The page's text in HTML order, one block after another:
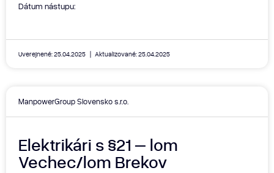
Dátum nástupu:
Uverejnené: 25.04.2025 Aktualizované: 25.04.2025
ManpowerGroup Slovensko s.r.o.
Elektrikári s §21 – lom
Vechec/lom Brekov